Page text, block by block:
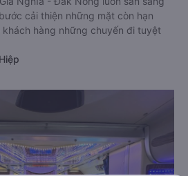
cải thiện những mặt còn hạn
hàng những chuyến đi tuyệt